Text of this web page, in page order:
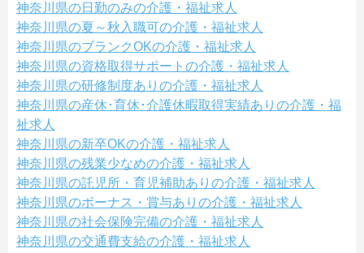
神奈川県の日勤のみの介護・福祉求人
神奈川県の夏～秋入職可の介護・福祉求人
神奈川県のブランクOKの介護・福祉求人
神奈川県の資格取得サポートの介護・福祉求人
神奈川県の研修制度ありの介護・福祉求人
神奈川県の産休･育休･介護休暇取得実績ありの介護・福
祉求人
神奈川県の新卒OKの介護・福祉求人
神奈川県の残業少なめの介護・福祉求人
神奈川県の託児所・育児補助ありの介護・福祉求人
神奈川県のボーナス・賞与ありの介護・福祉求人
神奈川県の社会保険完備の介護・福祉求人
神奈川県の交通費支給の介護・福祉求人